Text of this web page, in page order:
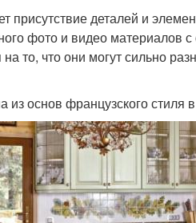
присутствие деталей и
фото и видео материалов
то, что они могут сильно
основ французского стиля